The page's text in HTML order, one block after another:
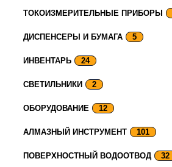
ТОКОИЗМЕРИТЕЛЬНЫЕ ПРИБОРЫ
ДИСПЕНСЕРЫ И БУМАГА 5
ИНВЕНТАРЬ 24
СВЕТИЛЬНИКИ 2
ОБОРУДОВАНИЕ 12
АЛМАЗНЫЙ ИНСТРУМЕНТ 101
ПОВЕРХНОСТНЫЙ ВОДООТВОД 32